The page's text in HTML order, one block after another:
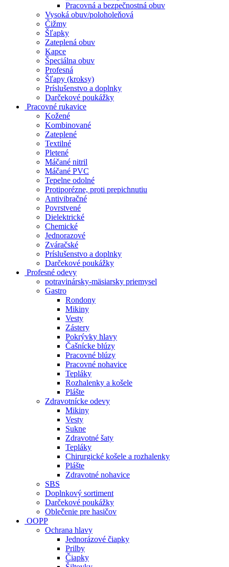
Pracovná a bezpečnostná obuv
Vysoká obuv/poloholeňová
Čižmy
Šľapky
Zateplená obuv
Kapce
Špeciálna obuv
Profesná
Šľapy (kroksy)
Príslušenstvo a doplnky
Darčekové poukážky
Pracovné rukavice
Kožené
Kombinované
Zateplené
Textilné
Pletené
Máčané nitril
Máčané PVC
Tepelne odolné
Protiporézne, proti prepichnutiu
Antivibračné
Povrstvené
Dielektrické
Chemické
Jednorazové
Zváračské
Príslušenstvo a doplnky
Darčekové poukážky
Profesné odevy
potravinársky-mäsiarsky priemysel
Gastro
Rondony
Mikiny
Vesty
Zástery
Pokrývky hlavy
Čašnícke blúzy
Pracovné blúzy
Pracovné nohavice
Tepláky
Rozhalenky a košele
Plášte
Zdravotnícke odevy
Mikiny
Vesty
Sukne
Zdravotné šaty
Tepláky
Chirurgické košele a rozhalenky
Plášte
Zdravotné nohavice
SBS
Doplnkový sortiment
Darčekové poukážky
Oblečenie pre hasičov
OOPP
Ochrana hlavy
Jednorázové čiapky
Prilby
Čiapky